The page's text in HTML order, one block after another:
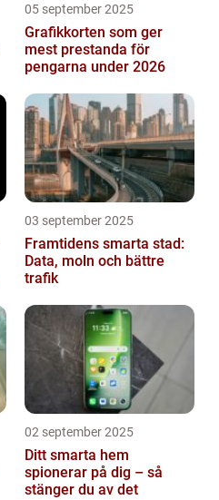
05 september 2025
Grafikkorten som ger
mest prestanda för
pengarna under 2026
03 september 2025
Framtidens smarta stad:
Data, moln och bättre
trafik
02 september 2025
Ditt smarta hem
spionerar på dig – så
stänger du av det